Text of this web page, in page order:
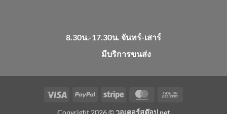
8.30น.-17.30น. จันทร์-เสาร์
มีบริการขนส่ง
Visa PayPal Stripe MasterCard
Copyright 2026 ©วอเตอร์สต๊อป.net